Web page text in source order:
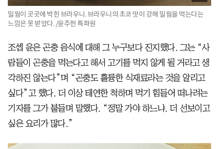
밀웜이 곳곳에 박힌 브라우니. 브라우니의 초코 맛이 강해 밀웜을 먹는다는
느낌은 못 받았다. /윤주헌 특파원
조셉 윤은 곤충 음식에 대해 그 누구보다 진지했다. 그는 “사
람들이 곤충을 먹는다고 해서 고기를 먹지 않게 될 거라고 생
각하진 않는다”며 “곤충도 훌륭한 식재료라는 것을 알리고
싶다”고 했다. 더 이상 태연한 척하며 먹기 힘들어 떠나려는
기자를 그가 붙들며 말했다. “정말 가야 하느냐. 더 선보이고
싶은 요리가 많다.”